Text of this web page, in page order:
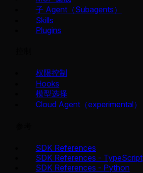
子 Agent（Subagents）
Skills
Plugins
权限控制
Hooks
模型选择
Cloud Agent（experimental）
SDK References
SDK References - TypeScript
SDK References - Python